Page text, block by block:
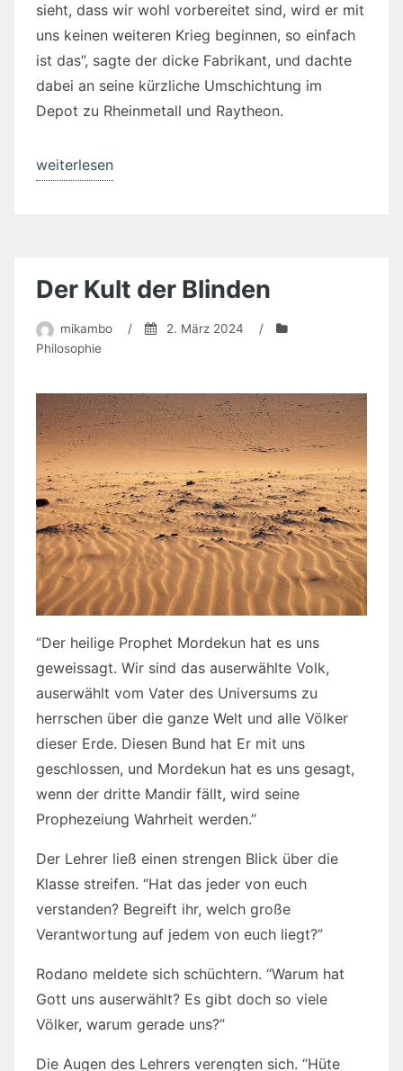
sieht, dass wir wohl vorbereitet sind, wird er mit
uns keinen weiteren Krieg beginnen, so einfach
ist das”, sagte der dicke Fabrikant, und dachte
dabei an seine kürzliche Umschichtung im
Depot zu Rheinmetall und Raytheon.
„Die
weiterlesen
Der Kult der Blinden
mikambo / 2. März 2024
/
Philosophie
“Der heilige Prophet Mordekun hat es uns
geweissagt. Wir sind das auserwählte Volk,
auserwählt vom Vater des Universums zu
herrschen über die ganze Welt und alle Völker
dieser Erde. Diesen Bund hat Er mit uns
geschlossen, und Mordekun hat es uns gesagt,
wenn der dritte Mandir fällt, wird seine
Prophezeiung Wahrheit werden.”
Der Lehrer ließ einen strengen Blick über die
Klasse streifen. “Hat das jeder von euch
verstanden? Begreift ihr, welch große
Verantwortung auf jedem von euch liegt?”
Rodano meldete sich schüchtern. “Warum hat
Gott uns auserwählt? Es gibt doch so viele
Völker, warum gerade uns?”
Die Augen des Lehrers verengten sich. “Hüte